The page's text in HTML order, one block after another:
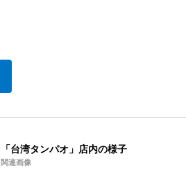
「台湾タンパオ」店内の様子
関連画像